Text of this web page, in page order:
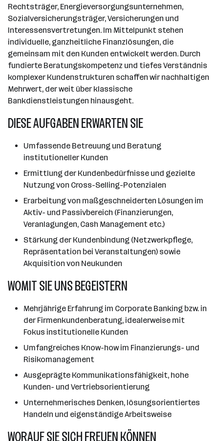
Rechtsträger, Energieversorgungsunternehmen,
Sozialversicherungsträger, Versicherungen und
Interessensvertretungen. Im Mittelpunkt stehen
individuelle, ganzheitliche Finanzlösungen, die
gemeinsam mit den Kunden entwickelt werden. Durch
fundierte Beratungskompetenz und tiefes Verständnis
komplexer Kundenstrukturen schaffen wir nachhaltigen
Mehrwert, der weit über klassische
Bankdienstleistungen hinausgeht.
DIESE AUFGABEN ERWARTEN SIE
Umfassende Betreuung und Beratung
institutioneller Kunden
Ermittlung der Kundenbedürfnisse und gezielte
Nutzung von Cross-Selling-Potenzialen
Erarbeitung von maßgeschneiderten Lösungen im
Aktiv- und Passivbereich (Finanzierungen,
Veranlagungen, Cash Management etc.)
Stärkung der Kundenbindung (Netzwerkpflege,
Repräsentation bei Veranstaltungen) sowie
Akquisition von Neukunden
WOMIT SIE UNS BEGEISTERN
Mehrjährige Erfahrung im Corporate Banking bzw. in
der Firmenkundenberatung, idealerweise mit
Fokus institutionelle Kunden
Umfangreiches Know-how im Finanzierungs- und
Risikomanagement
Ausgeprägte Kommunikationsfähigkeit, hohe
Kunden- und Vertriebsorientierung
Unternehmerisches Denken, lösungsorientiertes
Handeln und eigenständige Arbeitsweise
WORAUF SIE SICH FREUEN KÖNNEN